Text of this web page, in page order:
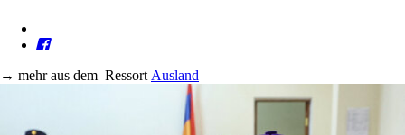
→ mehr aus dem Ressort Ausland